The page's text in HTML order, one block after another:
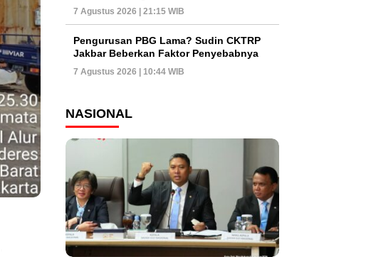
7 Agustus 2026 | 21:15 WIB
Pengurusan PBG Lama? Sudin CKTRP
Jakbar Beberkan Faktor Penyebabnya
7 Agustus 2026 | 10:44 WIB
NASIONAL